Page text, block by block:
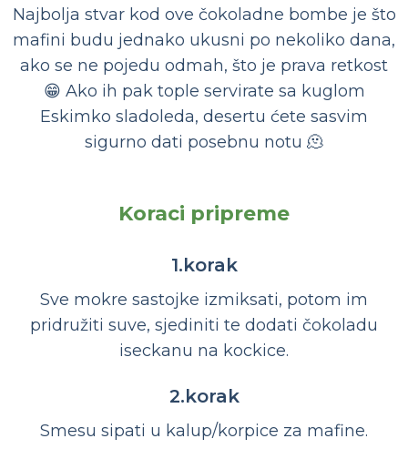
Najbolja stvar kod ove čokoladne bombe je što
mafini budu jednako ukusni po nekoliko dana,
ako se ne pojedu odmah, što je prava retkost
😁 Ako ih pak tople servirate sa kuglom
Eskimko sladoleda, desertu ćete sasvim
sigurno dati posebnu notu 🫠
Koraci pripreme
1.korak
Sve mokre sastojke izmiksati, potom im
pridružiti suve, sjediniti te dodati čokoladu
iseckanu na kockice.
2.korak
Smesu sipati u kalup/korpice za mafine.